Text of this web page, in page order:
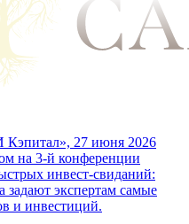
27 июня 2026
на 3-й конференции
инвест-свиданий:
задают экспертам самые
и инвестиций.